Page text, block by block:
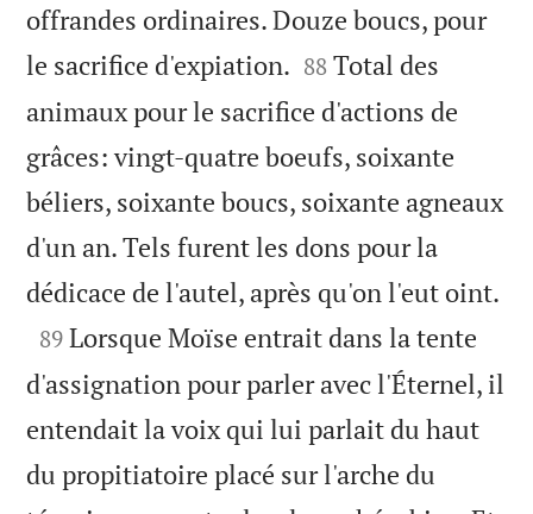
offrandes ordinaires. Douze boucs, pour
le sacrifice d'expiation. 

88 Total des
animaux pour le sacrifice d'actions de
grâces: vingt-quatre boeufs, soixante
béliers, soixante boucs, soixante agneaux
d'un an. Tels furent les dons pour la
dédicace de l'autel, après qu'on l'eut oint.

89 Lorsque Moïse entrait dans la tente
d'assignation pour parler avec l'Éternel, il
entendait la voix qui lui parlait du haut
du propitiatoire placé sur l'arche du